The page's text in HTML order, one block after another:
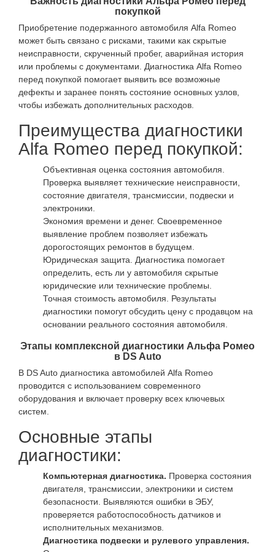
покупкой
Приобретение подержанного автомобиля Alfa Romeo
может быть связано с рисками, такими как скрытые
неисправности, скрученный пробег, аварийная история
или проблемы с документами. Диагностика Alfa Romeo
перед покупкой помогает выявить все возможные
дефекты и заранее понять состояние основных узлов,
чтобы избежать дополнительных расходов.
Преимущества диагностики
Alfa Romeo перед покупкой:
Объективная оценка состояния автомобиля.
Проверка выявляет технические неисправности,
состояние двигателя, трансмиссии, подвески и
электроники.
Экономия времени и денег. Своевременное
выявление проблем позволяет избежать
дорогостоящих ремонтов в будущем.
Юридическая защита. Диагностика помогает
определить, есть ли у автомобиля скрытые
юридические или технические проблемы.
Точная стоимость автомобиля. Результаты
диагностики помогут обсудить цену с продавцом на
основании реального состояния автомобиля.
Этапы комплексной диагностики Альфа Ромео
в DS Auto
В DS Auto диагностика автомобилей Alfa Romeo
проводится с использованием современного
оборудования и включает проверку всех ключевых
систем.
Основные этапы
диагностики:
Компьютерная диагностика. Проверка состояния
двигателя, трансмиссии, электроники и систем
безопасности. Выявляются ошибки в ЭБУ,
проверяется работоспособность датчиков и
исполнительных механизмов.
Диагностика подвески и рулевого управления.